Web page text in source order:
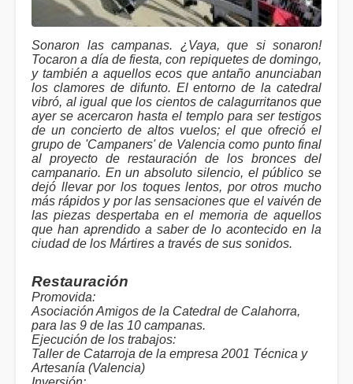
Sonaron las campanas. ¿Vaya, que si sonaron!
Tocaron a día de fiesta, con repiquetes de domingo,
y también a aquellos ecos que antaño anunciaban
los clamores de difunto. El entorno de la catedral
vibró, al igual que los cientos de calagurritanos que
ayer se acercaron hasta el templo para ser testigos
de un concierto de altos vuelos; el que ofreció el
grupo de 'Campaners' de Valencia como punto final
al proyecto de restauración de los bronces del
campanario. En un absoluto silencio, el público se
dejó llevar por los toques lentos, por otros mucho
más rápidos y por las sensaciones que el vaivén de
las piezas despertaba en el memoria de aquellos
que han aprendido a saber de lo acontecido en la
ciudad de los Mártires a través de sus sonidos.
Restauración
Promovida:
Asociación Amigos de la Catedral de Calahorra,
para las 9 de las 10 campanas.
Ejecución de los trabajos:
Taller de Catarroja de la empresa 2001 Técnica y
Artesanía (Valencia)